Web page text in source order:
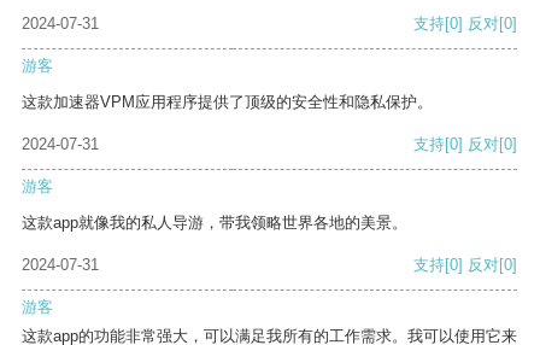
2024-07-31
支持[0] 反对[0]
游客
这款加速器VPM应用程序提供了顶级的安全性和隐私保护。
2024-07-31 支持[0] 反对[0]
游客
这款app就像我的私人导游，带我领略世界各地的美景。
2024-07-31 支持[0] 反对[0]
游客
这款app的功能非常强大，可以满足我所有的工作需求。我可以使用它来